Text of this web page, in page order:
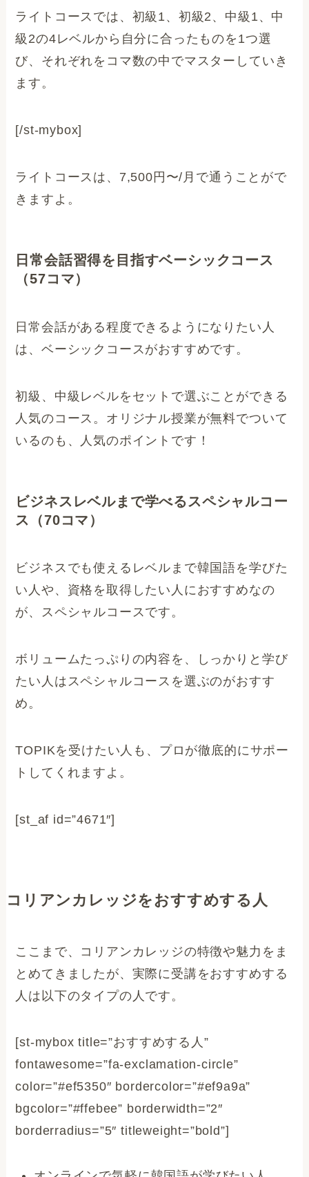
ライトコースでは、初級1、初級2、中級1、中
級2の4レベルから自分に合ったものを1つ選
び、それぞれをコマ数の中でマスターしていき
ます。
[/st-mybox]
ライトコースは、7,500円〜/月で通うことがで
きますよ。
日常会話習得を目指すベーシックコース
（57コマ）
日常会話がある程度できるようになりたい人
は、ベーシックコースがおすすめです。
初級、中級レベルをセットで選ぶことができる
人気のコース。オリジナル授業が無料でついて
いるのも、人気のポイントです！
ビジネスレベルまで学べるスペシャルコー
ス（70コマ）
ビジネスでも使えるレベルまで韓国語を学びた
い人や、資格を取得したい人におすすめなの
が、スペシャルコースです。
ボリュームたっぷりの内容を、しっかりと学び
たい人はスペシャルコースを選ぶのがおすす
め。
TOPIKを受けたい人も、プロが徹底的にサポー
トしてくれますよ。
[st_af id=”4671″]
コリアンカレッジをおすすめする人
ここまで、コリアンカレッジの特徴や魅力をま
とめてきましたが、実際に受講をおすすめする
人は以下のタイプの人です。
[st-mybox title=”おすすめする人”
fontawesome=”fa-exclamation-circle”
color=”#ef5350″ bordercolor=”#ef9a9a”
bgcolor=”#ffebee” borderwidth=”2″
borderradius=”5″ titleweight=”bold”]